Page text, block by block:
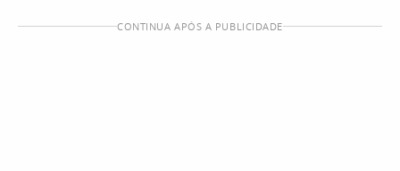
CONTINUA APÓS A PUBLICIDADE